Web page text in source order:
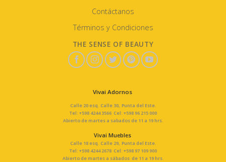
Contáctanos
Términos y Condiciones
THE SENSE OF BEAUTY
Vivai Adornos
Calle 20 esq. Calle 30, Punta del Este.
Tel: +598 4244 3566 Cel: +598 96 215 000
Abierto de martes a sabados de 11 a 19 hrs.
Vivai Muebles
Calle 18 esq. Calle 29, Punta del Este.
Tel: +598 4244 2678 Cel: +598 97 109 900
Abierto de martes a sábados de 11 a 19 hrs.